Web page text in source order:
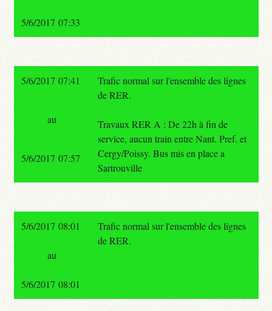
5/6/2017 07:33
5/6/2017 07:41
Trafic normal sur l'ensemble des lignes
de RER.
Travaux RER A : De 22h à fin de
service, aucun train entre Nant. Pref. et
Cergy/Poissy. Bus mis en place a
Sartrouville
au
5/6/2017 07:57
5/6/2017 08:01
Trafic normal sur l'ensemble des lignes
de RER.
au
5/6/2017 08:01